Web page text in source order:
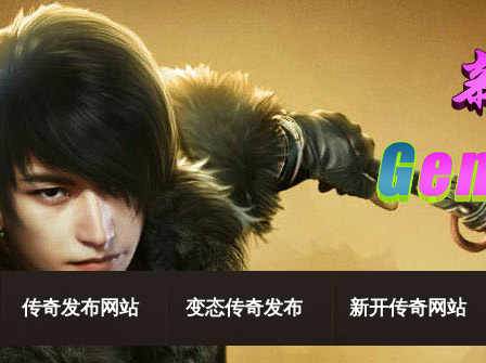
传奇发布网站 变态传奇发布 新开传奇网站